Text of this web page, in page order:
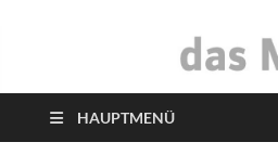
das
HAUPTMENÜ